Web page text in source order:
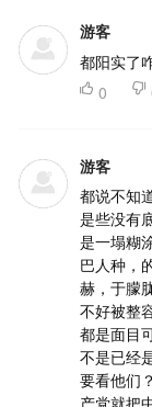
游客
都阳实了
 0 
游客
都说不知
是些没有
是一塌糊
巴人种，
赫，于朦
不好被整
都是面目
不是已经
要看他们